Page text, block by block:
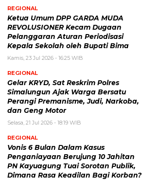
REGIONAL
Ketua Umum DPP GARDA MUDA
REVOLUSIONER Kecam Dugaan
Pelanggaran Aturan Periodisasi
Kepala Sekolah oleh Bupati Bima
Kamis, 23 Jul 2026 - 16:25 WIB
REGIONAL
Gelar KRYD, Sat Reskrim Polres
Simalungun Ajak Warga Bersatu
Perangi Premanisme, Judi, Narkoba,
dan Geng Motor
Selasa, 21 Jul 2026 - 18:19 WIB
REGIONAL
Vonis 6 Bulan Dalam Kasus
Penganiayaan Berujung 10 Jahitan
PN Kayuagung Tuai Sorotan Publik,
Dimana Rasa Keadilan Bagi Korban?